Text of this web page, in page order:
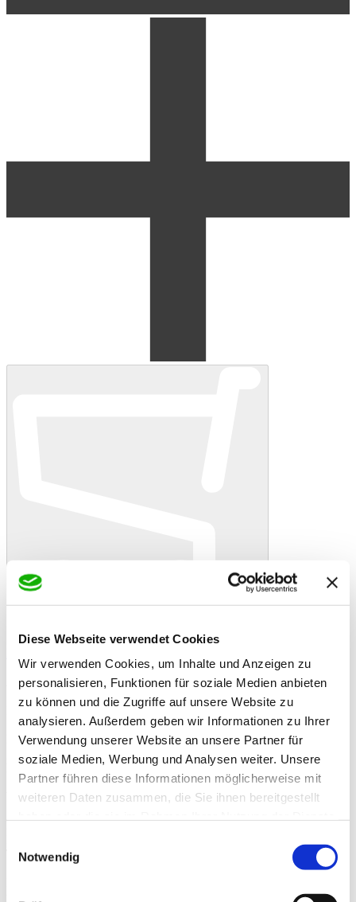
Diese Webseite verwendet Cookies
Wir verwenden Cookies, um Inhalte und Anzeigen zu
personalisieren, Funktionen für soziale Medien anbieten
zu können und die Zugriffe auf unsere Website zu
analysieren. Außerdem geben wir Informationen zu Ihrer
Verwendung unserer Website an unsere Partner für
soziale Medien, Werbung und Analysen weiter. Unsere
Partner führen diese Informationen möglicherweise mit
weiteren Daten zusammen, die Sie ihnen bereitgestellt
Notwendig
In den Warenkorb Danke! Etwas ist schiefgelaufen
Schwegler Nisthöhle 1B mit 32 mm Flugloch
Artikelbeschreibung
Schwegler Vogelnisthöhle 1B mit 32 mm Flugloch, Nisthöhle für
Kohlmeisen und andere etwas größere Vogelarten.
Diese Nisthöhle ist für Meisen und andere kleine Vogelarten
geeignet. Sie hat einen Brutraumdurchmesser von 12 cm und ist aus
hochwertigem, atmungsaktivem Holzbeton gefertigt.
Welche Vogelart möchten Sie unterstützen?
Fluglochweite 32 mm: Kohl-, Blau-, Sumpf-, Tannen- und
Trauerschnäpper, Feld- und Haussperling.
praktisch, wenn der Nistkasten gereinigt werden muss oder wenn